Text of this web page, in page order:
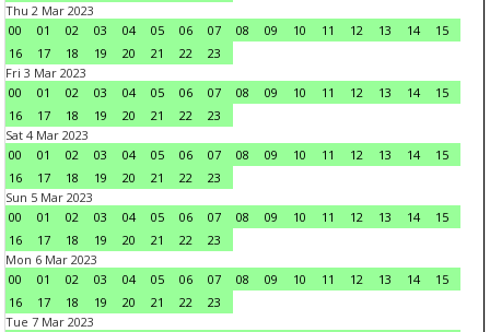
Thu 2 Mar 2023
00
01 02 03 04 05 06 07 08 09 10 11 12 13 14
15
16
17 18 19 20 21 22
23
Fri 3 Mar 2023
00
01 02 03 04 05 06 07 08 09 10 11 12 13 14
15
16
17 18 19 20 21 22
23
Sat 4 Mar 2023
00
01 02 03 04 05 06 07 08 09 10 11 12 13 14
15
16
17 18 19 20 21 22
23
Sun 5 Mar 2023
00
01 02 03 04 05 06 07 08 09 10 11 12 13 14
15
16
17 18 19 20 21 22
23
Mon 6 Mar 2023
00
01 02 03 04 05 06 07 08 09 10 11 12 13 14
15
16
17 18 19 20 21 22
23
Tue 7 Mar 2023